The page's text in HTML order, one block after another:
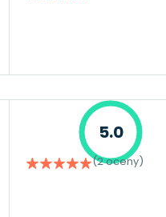
5.0
(2 oceny)